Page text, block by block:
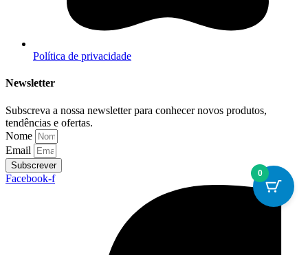
Política de privacidade
Newsletter
Subscreva a nossa newsletter para conhecer novos produtos,
tendências e ofertas.
Nome
Email
Subscrever
Facebook-f 0